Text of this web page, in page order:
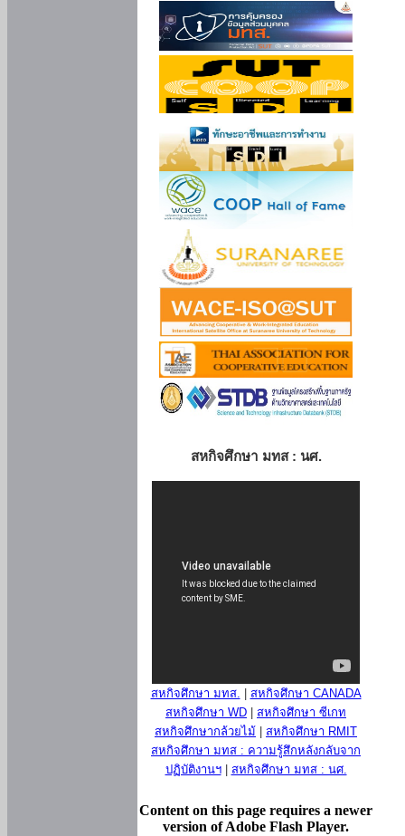
สหกิจศึกษา มทส : นศ.
สหกิจศึกษา มทส.
สหกิจศึกษา CANADA
สหกิจศึกษา WD
สหกิจศึกษา ซีเกท
สหกิจศึกษากล้วยไม้
สหกิจศึกษา RMIT
สหกิจศึกษา มทส : ความรู้สึกหลังกลับจาก
ปฏิบัติงานฯ| สหกิจศึกษา มทส : นศ.
Content on this page requires a newer
version of Adobe Flash Player.